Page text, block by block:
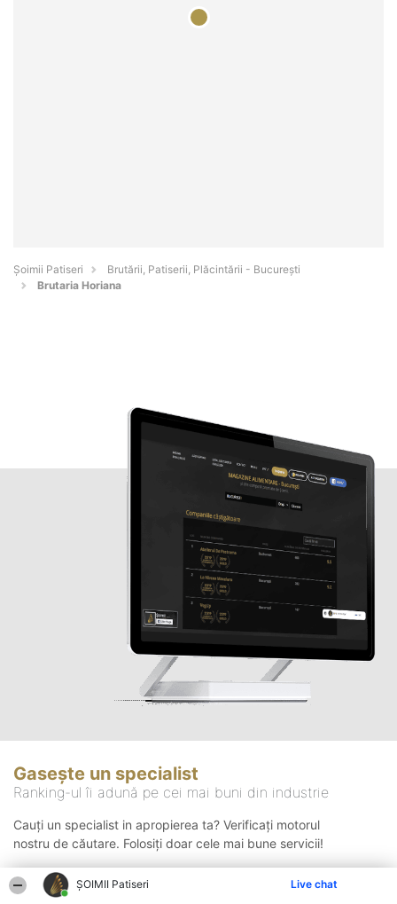
ȘOIMII Patiseri Live chat
Șoimii Patiseri
Brutării, Patiserii, Plăcintării - Bucureşti
Brutaria Horiana
Gasește un specialist
Ranking-ul îi adună pe cei mai buni din industrie
Cauți un specialist in apropierea ta? Verificați motorul
nostru de căutare. Folosiți doar cele mai bune servicii!